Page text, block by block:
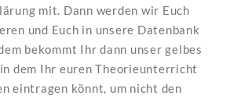
mit. Dann werden wir Euch
und Euch in unsere Datenbank
bekommt Ihr dann unser gelbes
dem Ihr euren Theorieunterricht
eintragen könnt, um nicht den